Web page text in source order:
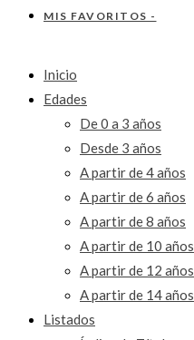
MIS FAVORITOS -
Inicio
Edades
De 0 a 3 años
Desde 3 años
A partir de 4 años
A partir de 6 años
A partir de 8 años
A partir de 10 años
A partir de 12 años
A partir de 14 años
Listados